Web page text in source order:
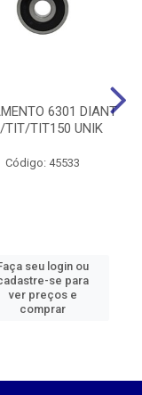
6301 DIANT
TIT/TIT150 UNIK
Código: 45533
seu login ou
se para
ver preços e
comprar